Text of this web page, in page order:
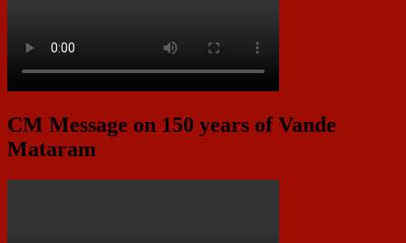
CM Message on 150 years of Vande
Mataram